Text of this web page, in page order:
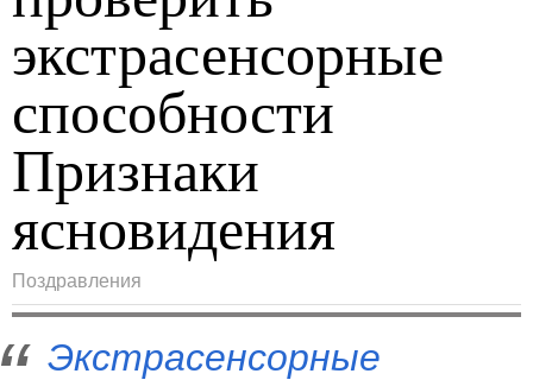
экстрасенсорные
способности
Признаки
ясновидения
Поздравления
Экстрасенсорные